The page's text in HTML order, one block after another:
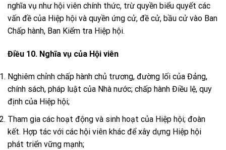
nghĩa vụ như hội viên chính thức, trừ quyền biểu quyết các
vấn đề của Hiệp hội và quyền ứng cử, đề cử, bầu cử vào Ban
Chấp hành, Ban Kiểm tra Hiệp hội.
Điều 10. Nghĩa vụ của Hội viên
Nghiêm chỉnh chấp hành chủ trương, đường lối của Đảng,
chính sách, pháp luật của Nhà nước; chấp hành Điều lệ, quy
định của Hiệp hội;
Tham gia các hoạt động và sinh hoạt của Hiệp hội; đoàn
kết. Hợp tác với các hội viên khác để xây dựng Hiệp hội
phát triển vững mạnh;